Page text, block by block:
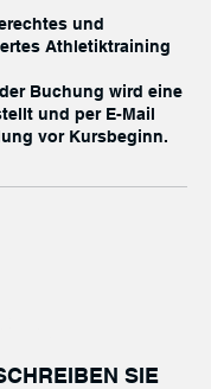
und
Athletiktraining
Buchung wird eine
und per E-Mail
vor Kursbeginn.
SIE